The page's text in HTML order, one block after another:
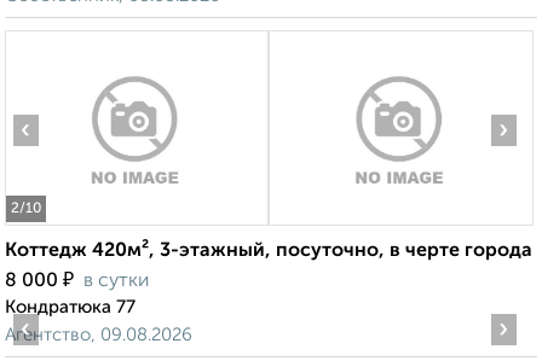
2/10
‹ ›
Коттедж 420м², 3-этажный, посуточно, в черте города
8 000 ₽ в сутки
Кондратюка 77
Агентство, 09.08.2026
‹ ›